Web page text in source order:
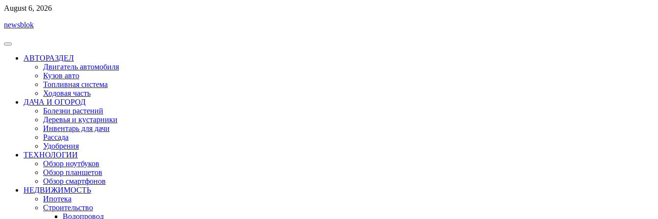
Перейти
содержимому
August 6, 2026
newsblok
АВТОРАЗДЕЛ
Двигатель автомобиля
Кузов авто
Топливная система
Ходовая часть
ДАЧА И ОГОРОД
Болезни растений
Деревья и кустарники
Инвентарь для дачи
Рассада
Удобрения
ТЕХНОЛОГИИ
Обзор ноутбуков
Обзор планшетов
Обзор смартфонов
НЕДВИЖИМОСТЬ
Ипотека
Строительство
Водопровод